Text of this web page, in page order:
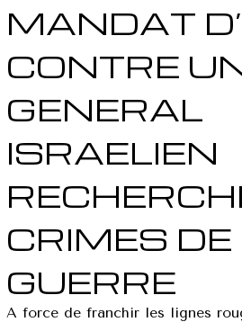
MANDAT
CONTRE
GENERAL
ISRAELIEN
CRIMES DE
GUERRE
A force de franchir les lignes